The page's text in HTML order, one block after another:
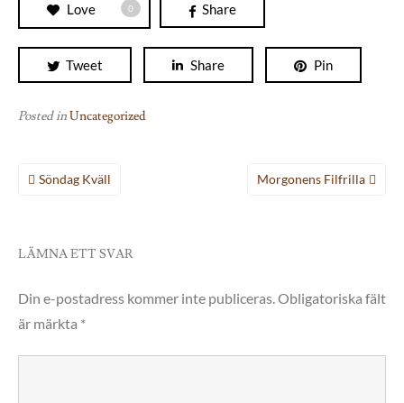
Love 0 Share
Tweet Share Pin
Posted inUncategorized
Inläggsnavigering
Söndag Kväll Morgonens Filfrilla
LÄMNA ETT SVAR
Din e-postadress kommer inte publiceras.Obligatoriska fält
är märkta *